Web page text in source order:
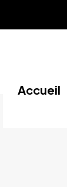
Accueil